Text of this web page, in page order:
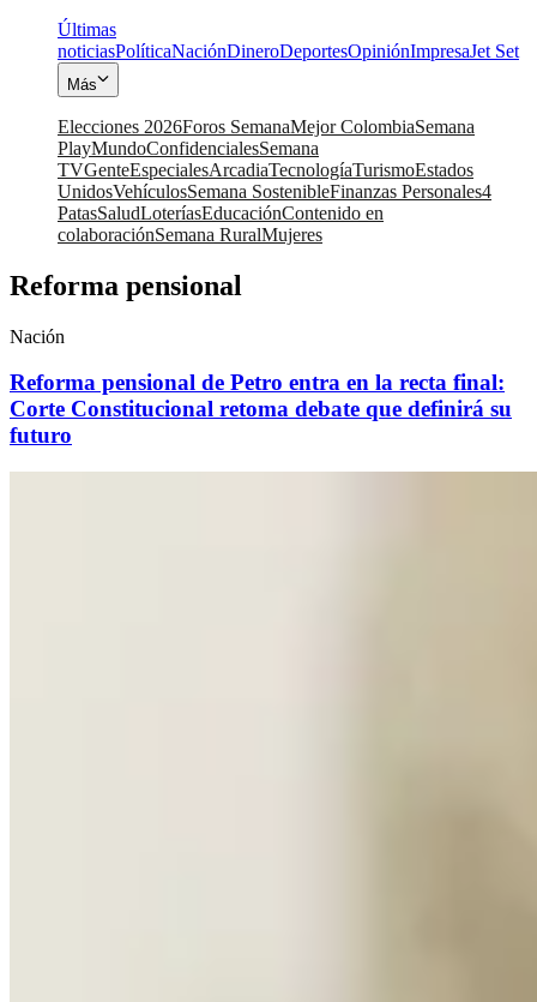
Últimas
noticiasPolíticaNaciónDineroDeportesOpiniónImpresaJet Set
Más
Elecciones 2026Foros SemanaMejor ColombiaSemana
PlayMundoConfidencialesSemana
TVGenteEspecialesArcadiaTecnologíaTurismoEstados
UnidosVehículosSemana SostenibleFinanzas Personales4
PatasSaludLoteríasEducaciónContenido en
colaboraciónSemana RuralMujeres
Reforma pensional
Nación
Reforma pensional de Petro entra en la recta final:
Corte Constitucional retoma debate que definirá su
futuro